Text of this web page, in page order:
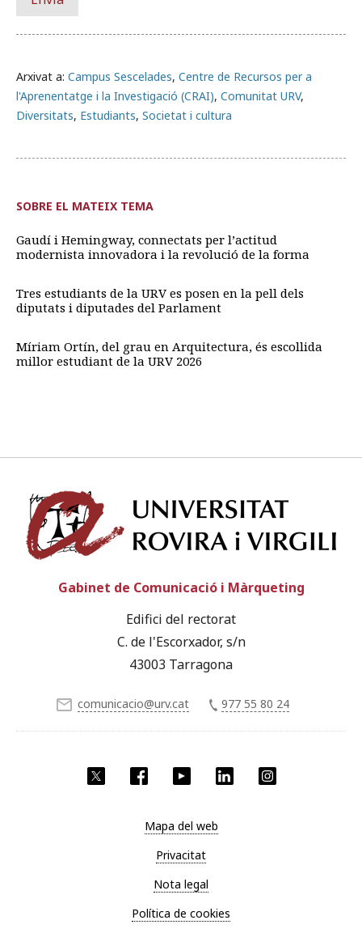
Arxivat a: Campus Sescelades, Centre de Recursos per a
l'Aprenentatge i la Investigació (CRAI), Comunitat URV,
Diversitats, Estudiants, Societat i cultura
SOBRE EL MATEIX TEMA
Gaudí i Hemingway, connectats per l’actitud
modernista innovadora i la revolució de la forma
Tres estudiants de la URV es posen en la pell dels
diputats i diputades del Parlament
Míriam Ortín, del grau en Arquitectura, és escollida
millor estudiant de la URV 2026
Facebook YouTube LinkedIn
Gabinet de Comunicació i Màrqueting
Edifici del rectorat
C. de l'Escorxador, s/n
43003 Tarragona
comunicacio@urv.cat 977 55 80 24
Mapa del web
Privacitat
Nota legal
Política de cookies